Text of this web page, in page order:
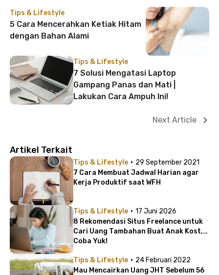
Tips & Lifestyle
5 Cara Mencerahkan Ketiak Hitam
dengan Bahan Alami
Tips & Lifestyle
7 Solusi Mengatasi Laptop
Gampang Panas dan Mati |
Lakukan Cara Ampuh Ini!
Next Article
Artikel Terkait
Tips & Lifestyle · 29 September 2021
7 Cara Membuat Jadwal Harian agar
Kerja Produktif saat WFH
Tips & Lifestyle · 17 Juni 2026
8 Rekomendasi Situs Freelance untuk
Cari Uang Tambahan Buat Anak Kost,
Coba Yuk!
Tips & Lifestyle · 24 Februari 2022
Mau Mencairkan Uang JHT Sebelum 56